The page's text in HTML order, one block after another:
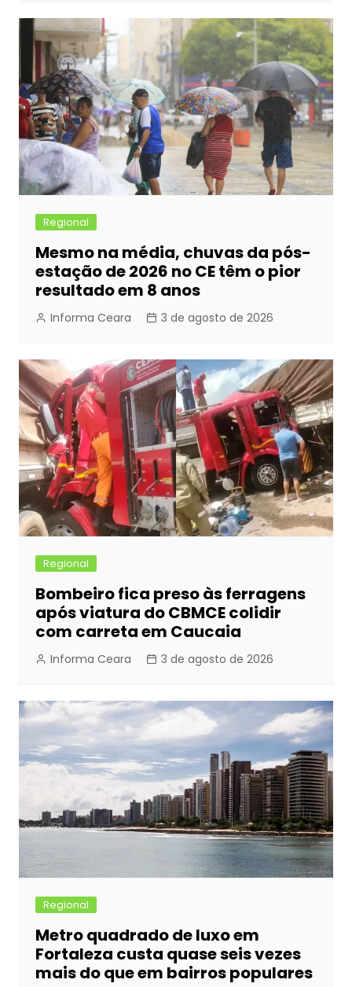
Regional
Mesmo na média, chuvas da pós-
estação de 2026 no CE têm o pior
resultado em 8 anos
Informa Ceara 3 de agosto de 2026
Regional
Bombeiro fica preso às ferragens
após viatura do CBMCE colidir
com carreta em Caucaia
Informa Ceara 3 de agosto de 2026
Regional
Metro quadrado de luxo em
Fortaleza custa quase seis vezes
mais do que em bairros populares